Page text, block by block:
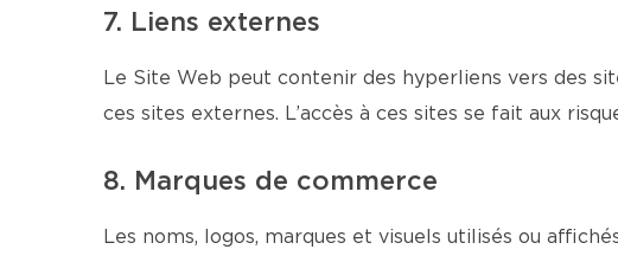
7. Liens externes
Le Site Web peut contenir des hyperliens vers des
ces sites externes. L’accès à ces sites se fait aux
8. Marques de commerce
Les noms, logos, marques et visuels utilisés ou